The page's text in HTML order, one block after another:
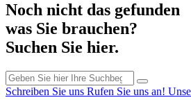
Noch nicht das gefunden
was Sie brauchen?
Suchen Sie hier.
Schreiben Sie uns Rufen Sie uns an!